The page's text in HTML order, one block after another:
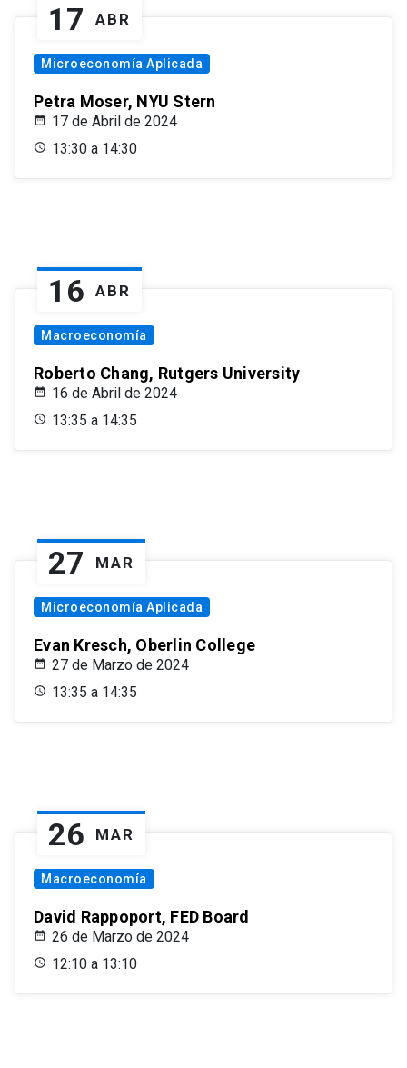
17 ABR
Microeconomía Aplicada
Petra Moser, NYU Stern
17 de Abril de 2024
13:30 a 14:30
16 ABR
Macroeconomía
Roberto Chang, Rutgers University
16 de Abril de 2024
13:35 a 14:35
27 MAR
Microeconomía Aplicada
Evan Kresch, Oberlin College
27 de Marzo de 2024
13:35 a 14:35
26 MAR
Macroeconomía
David Rappoport, FED Board
26 de Marzo de 2024
12:10 a 13:10